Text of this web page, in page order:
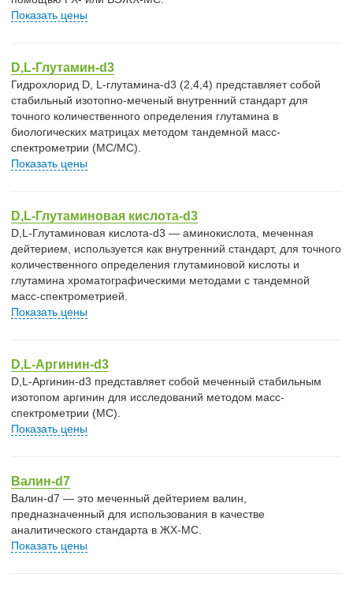
Показать цены
D,L-Глутамин-d3
Гидрохлорид D, L-глутамина-d3 (2,4,4) представляет собой
стабильный изотопно-меченый внутренний стандарт для
точного количественного определения глутамина в
биологических матрицах методом тандемной масс-
спектрометрии (МС/МС).
Показать цены
D,L-Глутаминовая кислота-d3
D,L-Глутаминовая кислота-d3 — аминокислота, меченная
дейтерием, используется как внутренний стандарт, для точного
количественного определения глутаминовой кислоты и
глутамина хроматографическими методами с тандемной
масс-спектрометрией.
Показать цены
D,L-Аргинин-d3
D,L-Аргинин-d3 представляет собой меченный стабильным
изотопом аргинин для исследований методом масс-
спектрометрии (МС).
Показать цены
Валин-d7
Валин-d7 — это меченный дейтерием валин,
предназначенный для использования в качестве
аналитического стандарта в ЖХ-МС.
Показать цены